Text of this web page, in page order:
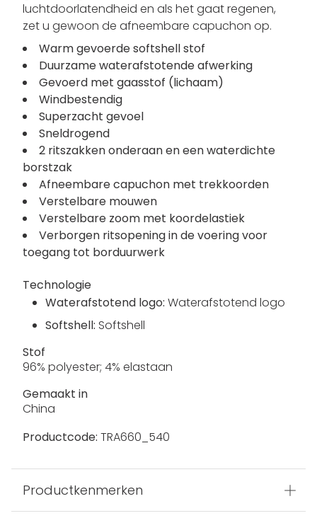
luchtdoorlatendheid en als het gaat regenen,
zet u gewoon de afneembare capuchon op.
Warm gevoerde softshell stof
Duurzame waterafstotende afwerking
Gevoerd met gaasstof (lichaam)
Windbestendig
Superzacht gevoel
Sneldrogend
2 ritszakken onderaan en een waterdichte
borstzak
Afneembare capuchon met trekkoorden
Verstelbare mouwen
Verstelbare zoom met koordelastiek
Verborgen ritsopening in de voering voor
toegang tot borduurwerk
Technologie
Waterafstotend logo: Waterafstotend logo
Softshell: Softshell
Stof
96% polyester; 4% elastaan
Gemaakt in
China
Productcode: TRA660_540
Productkenmerken